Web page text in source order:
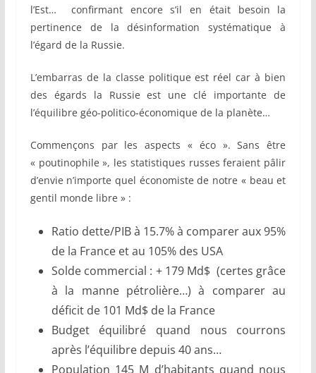
l’Est… confirmant encore s’il en était besoin la
pertinence de la désinformation systématique à
l’égard de la Russie.
L’embarras de la classe politique est réel car à bien
des égards la Russie est une clé importante de
l’équilibre géo-politico-économique de la planète…
Commençons par les aspects « éco ». Sans être
« poutinophile », les statistiques russes feraient pâlir
d’envie n’importe quel économiste de notre « beau et
gentil monde libre » :
Ratio dette/PIB à 15.7% à comparer aux 95%
de la France et au 105% des USA
Solde commercial : + 179 Md$ (certes grâce
à la manne pétrolière…) à comparer au
déficit de 101 Md$ de la France
Budget équilibré quand nous courrons
après l’équilibre depuis 40 ans…
Population 145 M d’habitants quand nous